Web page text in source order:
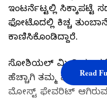
ಇಂಟರ್ನೆಟ್ಟಲ್ಲಿ ಸಿಕ್ಕಾಪಟ್ಟೆ
ಫೋಟೊದಲ್ಲಿ ಕಿಚ್ಚ
ಕಾಣಿಸಿಕೊಂಡಿದ್ದಾರೆ.
ಸೋಶಿಯಲ್ ಮೀಡಿಯಾದಲ್ಲಿ
ಹೆಚ್ಚಾಗಿ ತಮ್ಮ ಫ್ಯಾಮಿಲಿ
ಮೋಸ್ಟ್ ಫೇವರಿಟ್ ಆಗಿರುವ
Read